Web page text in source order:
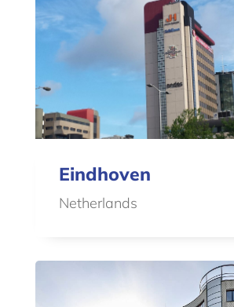
Eindhoven
Netherlands